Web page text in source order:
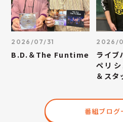
2026/07/31
B.D.＆The Funtime
2026/
ライブ
ペリ
＆スタ
番組ブログ